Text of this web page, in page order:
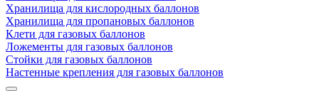
Хранилища для кислородных баллонов
Хранилища для пропановых баллонов
Клети для газовых баллонов
Ложементы для газовых баллонов
Стойки для газовых баллонов
Настенные крепления для газовых баллонов